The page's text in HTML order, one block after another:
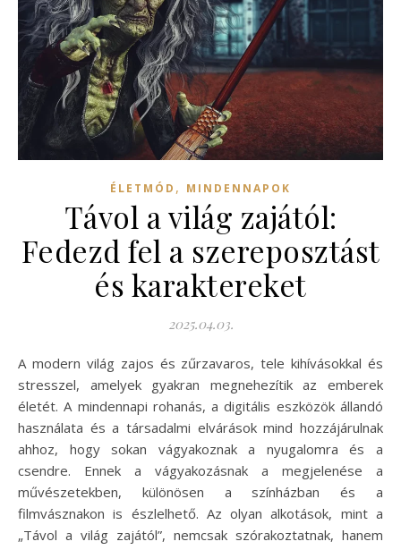
ÉLETMÓD , MINDENNAPOK
Távol a világ zajától:
Fedezd fel a szereposztást
és karaktereket
2025.04.03.
A modern világ zajos és zűrzavaros, tele kihívásokkal és
stresszel, amelyek gyakran megnehezítik az emberek
életét. A mindennapi rohanás, a digitális eszközök állandó
használata és a társadalmi elvárások mind hozzájárulnak
ahhoz, hogy sokan vágyakoznak a nyugalomra és a
csendre. Ennek a vágyakozásnak a megjelenése a
művészetekben, különösen a színházban és a
filmvásznakon is észlelhető. Az olyan alkotások, mint a
„Távol a világ zajától”, nemcsak szórakoztatnak, hanem